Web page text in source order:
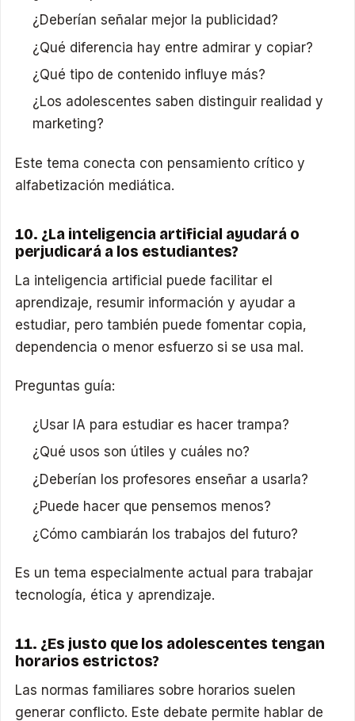
¿Deberían señalar mejor la publicidad?
¿Qué diferencia hay entre admirar y copiar?
¿Qué tipo de contenido influye más?
¿Los adolescentes saben distinguir realidad y
marketing?
Este tema conecta con pensamiento crítico y
alfabetización mediática.
10. ¿La inteligencia artificial ayudará o
perjudicará a los estudiantes?
La inteligencia artificial puede facilitar el
aprendizaje, resumir información y ayudar a
estudiar, pero también puede fomentar copia,
dependencia o menor esfuerzo si se usa mal.
Preguntas guía:
¿Usar IA para estudiar es hacer trampa?
¿Qué usos son útiles y cuáles no?
¿Deberían los profesores enseñar a usarla?
¿Puede hacer que pensemos menos?
¿Cómo cambiarán los trabajos del futuro?
Es un tema especialmente actual para trabajar
tecnología, ética y aprendizaje.
11. ¿Es justo que los adolescentes tengan
horarios estrictos?
Las normas familiares sobre horarios suelen
generar conflicto. Este debate permite hablar de